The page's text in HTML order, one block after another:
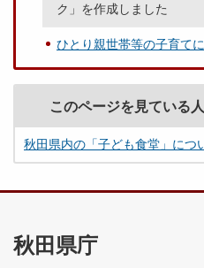
ク」を作成しました
ひとり親世帯等の子育て
このページを見ている
秋田県内の「子ども食堂」につ
秋田県庁